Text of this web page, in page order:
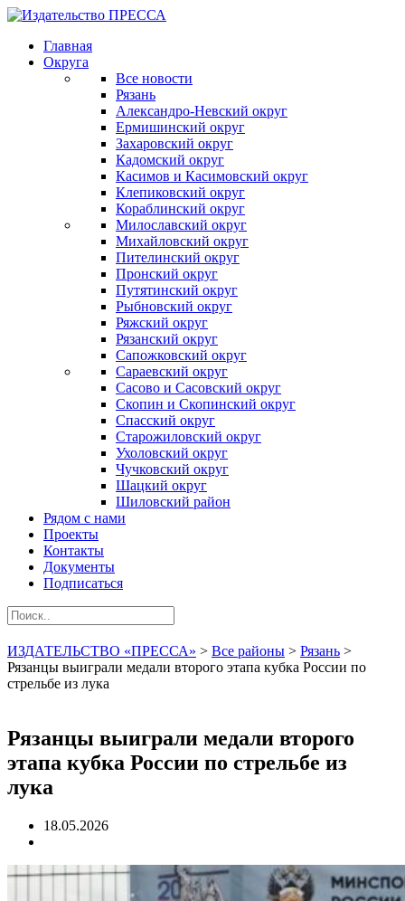
Главная
Округа
Все новости
Рязань
Александро-Невский округ
Ермишинский округ
Захаровский округ
Кадомский округ
Касимов и Касимовский округ
Клепиковский округ
Кораблинский округ
Милославский округ
Михайловский округ
Пителинский округ
Пронский округ
Путятинский округ
Рыбновский округ
Ряжский округ
Рязанский округ
Сапожковский округ
Сараевский округ
Сасово и Сасовский округ
Скопин и Скопинский округ
Спасский округ
Старожиловский округ
Ухоловский округ
Чучковский округ
Шацкий округ
Шиловский район
Рядом с нами
Проекты
Контакты
Документы
Подписаться
ИЗДАТЕЛЬСТВО «ПРЕССА» > Все районы > Рязань >
Рязанцы выиграли медали второго этапа кубка России по
стрельбе из лука
Рязанцы выиграли медали второго
этапа кубка России по стрельбе из
лука
18.05.2026